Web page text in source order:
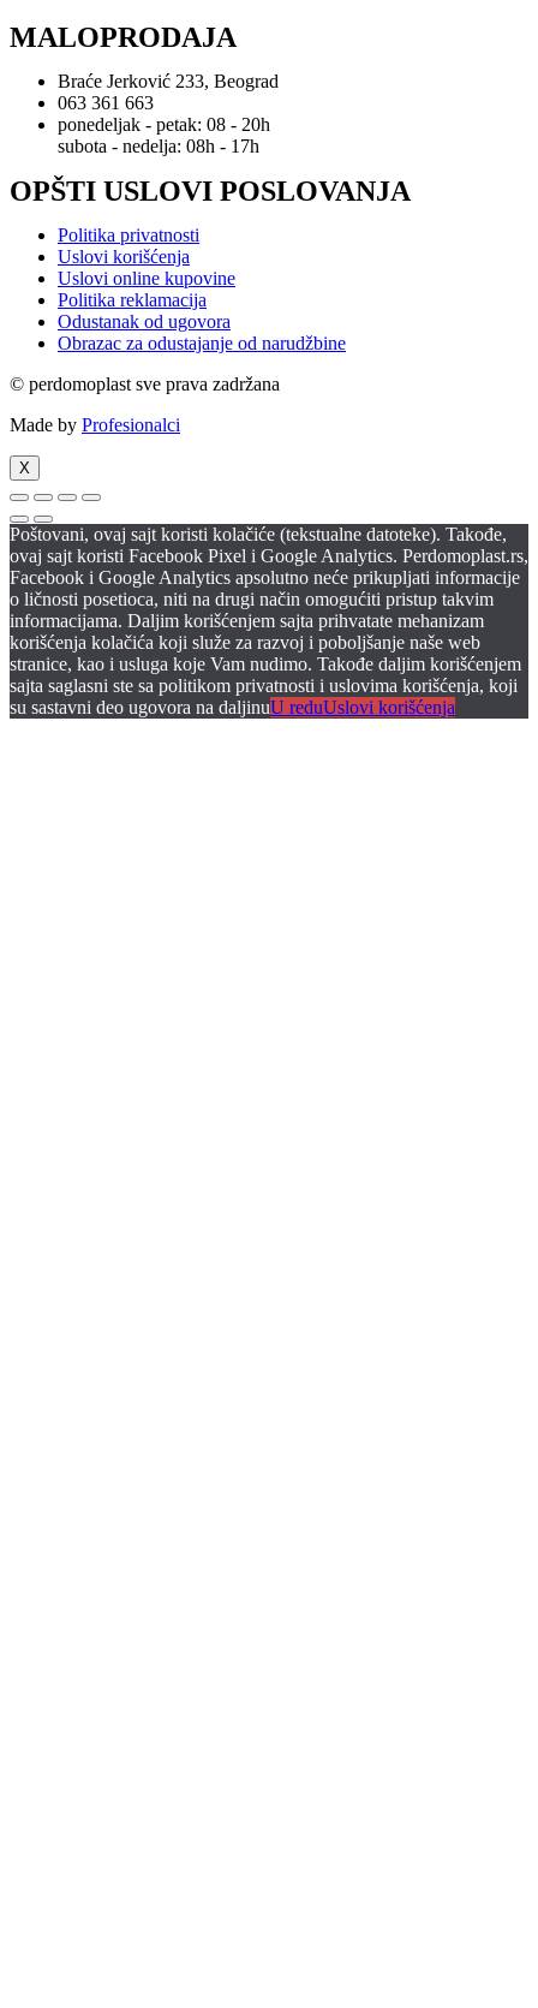
MALOPRODAJA
Braće Jerković 233, Beograd
063 361 663
ponedeljak - petak: 08 - 20h
subota - nedelja: 08h - 17h
OPŠTI USLOVI POSLOVANJA
Politika privatnosti
Uslovi korišćenja
Uslovi online kupovine
Politika reklamacija
Odustanak od ugovora
Obrazac za odustajanje od narudžbine
© perdomoplast sve prava zadržana
Made by Profesionalci
X
Poštovani, ovaj sajt koristi kolačiće (tekstualne datoteke). Takođe,
ovaj sajt koristi Facebook Pixel i Google Analytics. Perdomoplast.rs,
Facebook i Google Analytics apsolutno neće prikupljati informacije
o ličnosti posetioca, niti na drugi način omogućiti pristup takvim
informacijama. Daljim korišćenjem sajta prihvatate mehanizam
korišćenja kolačića koji služe za razvoj i poboljšanje naše web
stranice, kao i usluga koje Vam nudimo. Takođe daljim korišćenjem
sajta saglasni ste sa politikom privatnosti i uslovima korišćenja, koji
su sastavni deo ugovora na daljinuU reduUslovi korišćenja